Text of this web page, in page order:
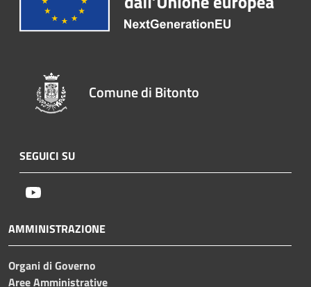
Comune di Bitonto
SEGUICI SU
AMMINISTRAZIONE
Organi di Governo
Aree Amministrative